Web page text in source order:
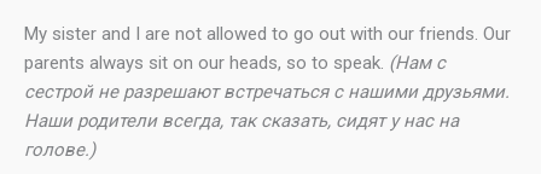
My sister and I are not allowed to go out with our friends. Our
parents always sit on our heads, so to speak. (Нам с
сестрой не разрешают встречаться с нашими друзьями.
Наши родители всегда, так сказать, сидят у нас на
голове.)